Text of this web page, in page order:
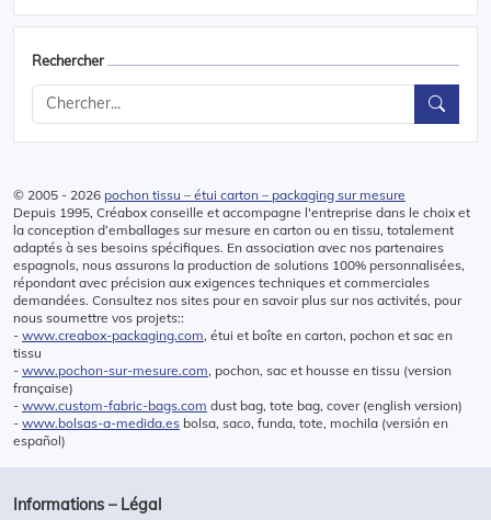
Rechercher
© 2005 - 2026 pochon tissu – étui carton – packaging sur mesure
Depuis 1995, Créabox conseille et accompagne l'entreprise dans le choix et
la conception d’emballages sur mesure en carton ou en tissu, totalement
adaptés à ses besoins spécifiques. En association avec nos partenaires
espagnols, nous assurons la production de solutions 100% personnalisées,
répondant avec précision aux exigences techniques et commerciales
demandées. Consultez nos sites pour en savoir plus sur nos activités, pour
nous soumettre vos projets::
- www.creabox-packaging.com, étui et boîte en carton, pochon et sac en
tissu
- www.pochon-sur-mesure.com, pochon, sac et housse en tissu (version
française)
- www.custom-fabric-bags.com dust bag, tote bag, cover (english version)
- www.bolsas-a-medida.es bolsa, saco, funda, tote, mochila (versión en
español)
Informations – Légal